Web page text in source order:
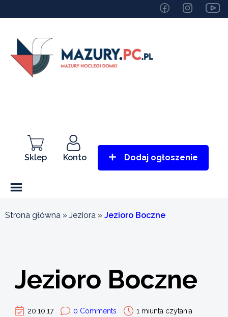
Sklep Konto Dodaj ogłoszenie
Strona główna » Jeziora » Jezioro Boczne
Jezioro Boczne
20.10.17 0 Comments 1 miunta czytania